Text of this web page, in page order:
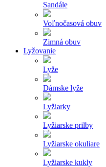
Sandále
Voľnočasová obuv
Zimná obuv
Lyžovanie
Lyže
Dámske lyže
Lyžiarky
Lyžiarske prilby
Lyžiarske okuliare
Lyžiarske kukly